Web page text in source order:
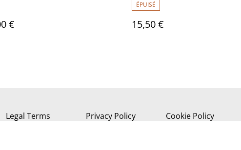
€
ÉPUISÉ
15,50 €
Legal Terms Privacy Policy Cookie Policy